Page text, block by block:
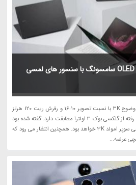
مشخصات اولین لپ تاپ OLED سامسونگ با سنسور های لمسی
سامسونگ می گوید این نمایشگر از وضوح 3K با نسبت تصویر 16:10 و رفرش ریت 120 هرتز
پشتیبانی می کند که با مشخصات لو رفته از گلکسی بوک 3 اولترا مطابقت دارد. گفته شده بود
که این دستگاه دارای یک پنل 16 اینچی سوپر امولد 3K خواهد بود. همچنین انتظار می رود که